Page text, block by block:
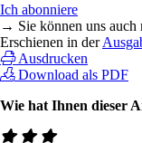
Ich abonniere
→ Sie können uns auch
Erschienen in der
Ausdrucken
Download als PDF
Wie hat Ihnen dieser